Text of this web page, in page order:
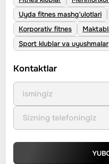
Uyda fitnes mashg'ulotlari
Korporativ fitnes
Sport klublar va uyushmalar
Kontaktlar